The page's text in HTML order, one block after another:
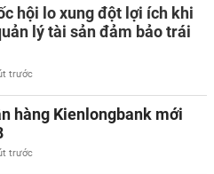
hội lo xung đột lợi ích khi
lý tài sản đảm bảo trái
trước
hàng Kienlongbank mới
trước